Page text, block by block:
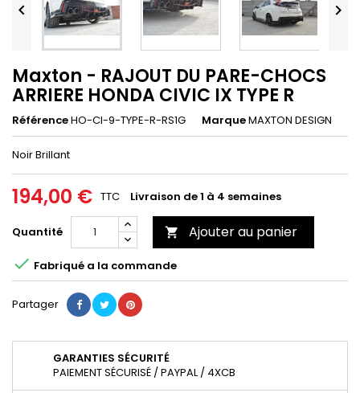
 
Maxton - RAJOUT DU PARE-CHOCS
ARRIERE HONDA CIVIC IX TYPE R
RéférenceHO-CI-9-TYPE-R-RS1G MarqueMAXTON DESIGN
Noir Brillant
194,00 € TTC Livraison de 1 à 4 semaines
Quantité  Ajouter au panier
 Fabriqué a la commande
Partager
GARANTIES SÉCURITÉ
PAIEMENT SÉCURISÉ / PAYPAL / 4XCB